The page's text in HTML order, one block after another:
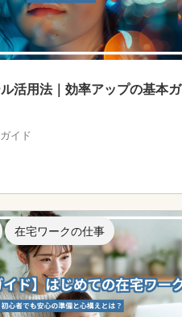
活用法｜効率アップの基本ガ
イド
在宅ワークの仕事